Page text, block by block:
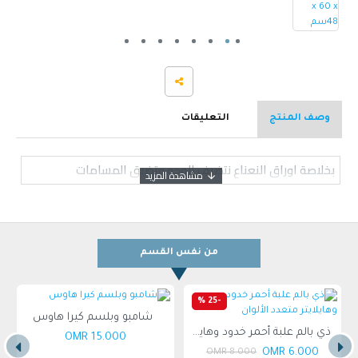
وصف المنتج التعليقات
بخلاصة اوراق النعناع نتضيف الوجه وتضيق المسامات
من نفس القسم
-25 %
ذي بالم علبة أحمر خدود وهايلايتر متعدد الألوان
6.000 OMR
8.000 OMR
شامبو وبلسم كيرا هاوس
15.000 OMR